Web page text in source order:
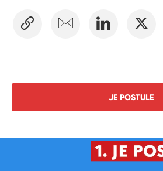
JE POSTULE